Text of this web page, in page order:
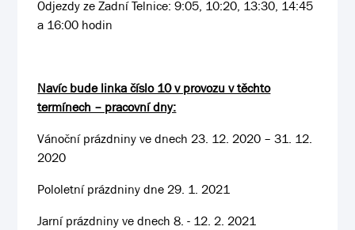
Odjezdy ze Zadní Telnice: 9:05, 10:20, 13:30, 14:45
a 16:00 hodin
Navíc bude linka číslo 10 v provozu v těchto
termínech – pracovní dny:
Vánoční prázdniny ve dnech 23. 12. 2020 – 31. 12.
2020
Pololetní prázdniny dne 29. 1. 2021
Jarní prázdniny ve dnech 8. - 12. 2. 2021